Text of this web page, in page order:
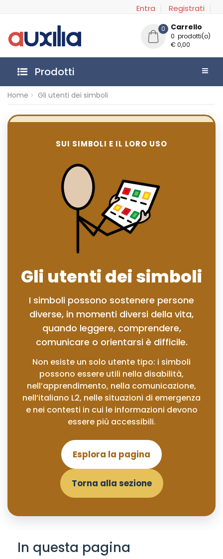
Entra Registrati
0 Carrello
0 prodotti(o)
€ 0,00
Prodotti
Home Gli utenti dei simboli
SUI SIMBOLI E IL LORO USO
Gli utenti dei simboli
I simboli possono sostenere persone
diverse, in momenti diversi della vita,
quando leggere, comprendere,
comunicare o orientarsi è difficile.
Non esiste un solo utente tipo: i simboli
possono essere utili nella disabilità,
nell’apprendimento, nella comunicazione,
nell’italiano L2, nelle situazioni di emergenza
e nei contesti in cui le informazioni devono
essere più accessibili.
Esplora la pagina
Torna alla sezione
In questa pagina